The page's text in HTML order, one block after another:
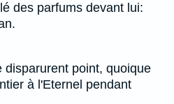
des parfums devant lui:
disparurent point, quoique
à l'Eternel pendant